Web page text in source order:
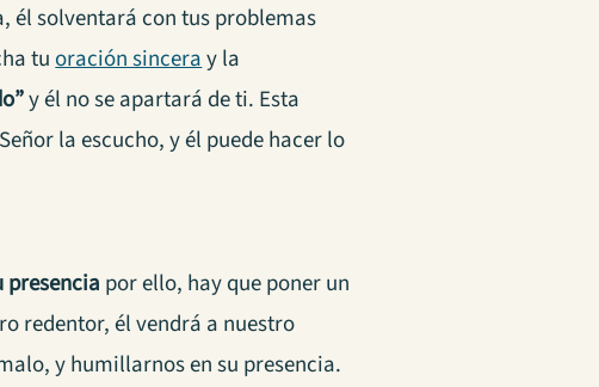
él solventará con tus problemas
tuoración sinceray la
y él no se apartará de ti. Esta
la escucho, y él puede hacer lo
presencia por ello, hay que poner un
redentor, él vendrá a nuestro
y humillarnos en su presencia.